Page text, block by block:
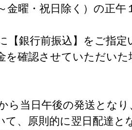
曜・祝日除く）の正午
銀行前振込】をご指定
を確認させていただいた
ら当日午後の発送となり
て、原則的に翌日配達と